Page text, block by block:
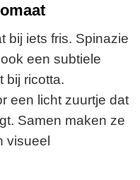
bij iets fris. Spinazie
een subtiele
bij ricotta.
een licht zuurtje dat
Samen maken ze
visueel